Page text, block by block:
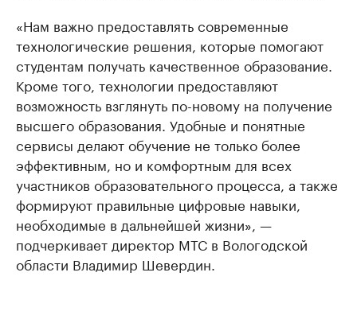
«Нам важно предоставлять современные
технологические решения, которые помогают
студентам получать качественное образование.
Кроме того, технологии предоставляют
возможность взглянуть по-новому на получение
высшего образования. Удобные и понятные
сервисы делают обучение не только более
эффективным, но и комфортным для всех
участников образовательного процесса, а также
формируют правильные цифровые навыки,
необходимые в дальнейшей жизни», —
подчеркивает директор МТС в Вологодской
области Владимир Шевердин.